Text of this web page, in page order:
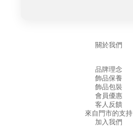
關於我們
品牌理念
飾品保養
飾品包裝
會員優惠
客人反饋
來自門市的支持
加入我們